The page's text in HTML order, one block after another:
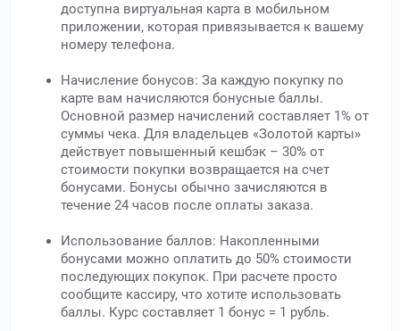
доступна виртуальная карта в мобильном
приложении, которая привязывается к вашему
номеру телефона.
Начисление бонусов: За каждую покупку по
карте вам начисляются бонусные баллы.
Основной размер начислений составляет 1% от
суммы чека. Для владельцев «Золотой карты»
действует повышенный кешбэк – 30% от
стоимости покупки возвращается на счет
бонусами. Бонусы обычно зачисляются в
течение 24 часов после оплаты заказа.
Использование баллов: Накопленными
бонусами можно оплатить до 50% стоимости
последующих покупок. При расчете просто
сообщите кассиру, что хотите использовать
баллы. Курс составляет 1 бонус = 1 рубль.